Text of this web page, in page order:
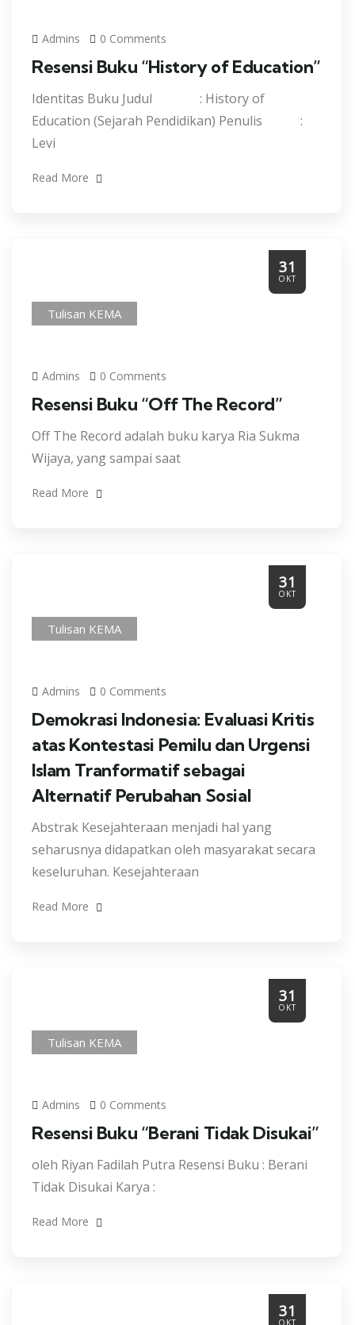
Admins 0 Comments
Resensi Buku “History of Education”
Identitas Buku Judul : History of
Education (Sejarah Pendidikan) Penulis :
Levi
Read More
31
OKT
Tulisan KEMA
Admins 0 Comments
Resensi Buku “Off The Record”
Off The Record adalah buku karya Ria Sukma
Wijaya, yang sampai saat
Read More
31
OKT
Tulisan KEMA
Admins 0 Comments
Demokrasi Indonesia: Evaluasi Kritis
atas Kontestasi Pemilu dan Urgensi
Islam Tranformatif sebagai
Alternatif Perubahan Sosial
Abstrak Kesejahteraan menjadi hal yang
seharusnya didapatkan oleh masyarakat secara
keseluruhan. Kesejahteraan
Read More
31
OKT
Tulisan KEMA
Admins 0 Comments
Resensi Buku “Berani Tidak Disukai”
oleh Riyan Fadilah Putra Resensi Buku : Berani
Tidak Disukai Karya :
Read More
31
OKT